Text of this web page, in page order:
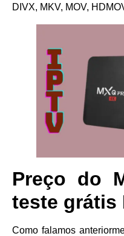
DIVX, MKV, MOV,
Preço do
teste grátis
Como falamos